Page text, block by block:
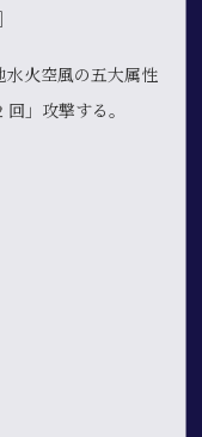
火空風の五大属性
」攻撃する。